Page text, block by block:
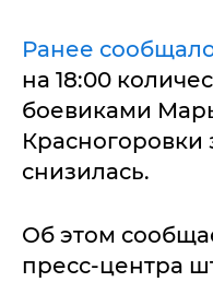
Ранее
на 18:00
боевиками
Красногоровки
снизилась.
Об этом
пресс-центра